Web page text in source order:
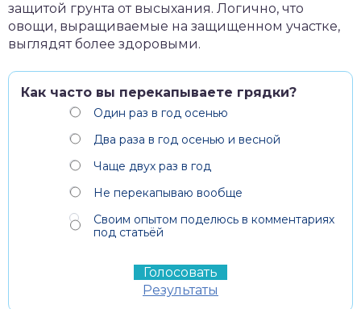
защитой грунта от высыхания. Логично, что
овощи, выращиваемые на защищенном участке,
выглядят более здоровыми.
Как часто вы перекапываете грядки?
Один раз в год осенью
Два раза в год осенью и весной
Чаще двух раз в год
Не перекапываю вообще
Своим опытом поделюсь в комментариях
под статьёй
Результаты